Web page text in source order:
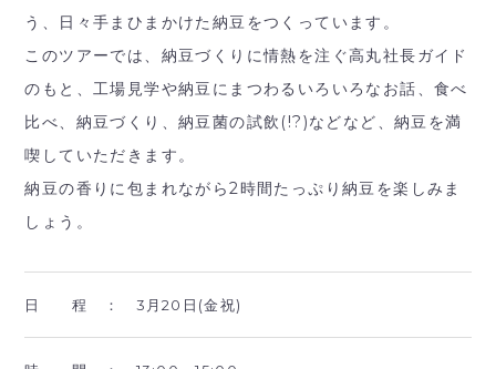
う、日々手まひまかけた納豆をつくっています。
このツアーでは、納豆づくりに情熱を注ぐ高丸社長ガイド
のもと、工場見学や納豆にまつわるいろいろなお話、食べ
比べ、納豆づくり、納豆菌の試飲(!?)などなど、納豆を満
喫していただきます。
納豆の香りに包まれながら2時間たっぷり納豆を楽しみま
しょう。
日 程 ： 3月20日(金祝)